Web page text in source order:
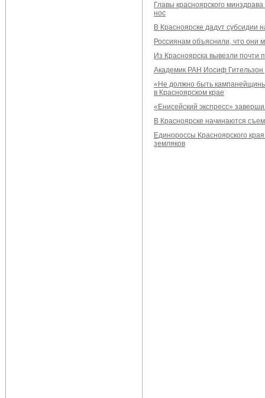
Главы красноярского
нос
В Красноярске дадут субсидии
Россиянам объяснили, что они
Из Красноярска вывезли почти
Академик РАН Иосиф Гительзон
«Не должно быть
в Красноярском крае
«Енисейский экспресс»
В Красноярске начинаются
Единороссы Красноярского
земляков